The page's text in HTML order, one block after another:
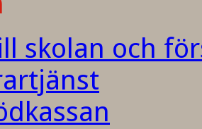
skolan och